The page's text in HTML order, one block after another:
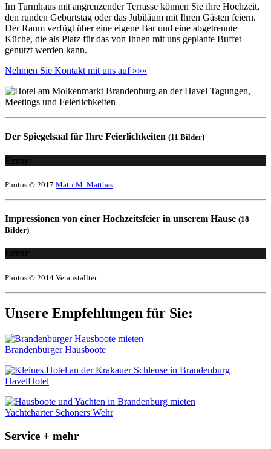
Im Turmhaus mit angrenzender Terrasse können Sie ihre Hochzeit,
den runden Geburtstag oder das Jubiläum mit Ihren Gästen feiern.
Der Raum verfügt über eine eigene Bar und eine abgetrennte
Küche, die als Platz für das von Ihnen mit uns geplante Buffet
genutzt werden kann.
Nehmen Sie Kontakt mit uns auf »»»
Der Spiegelsaal für Ihre Feierlichkeiten (11 Bilder)
Error
Photos © 2017 Matti M. Matthes
Impressionen von einer Hochzeitsfeier in unserem Hause (18
Bilder)
Error
Photos © 2014 Veranstallter
Unsere Empfehlungen für Sie:
Brandenburger Hausboote
HavelHotel
Yachtcharter Schoners Wehr
Service + mehr